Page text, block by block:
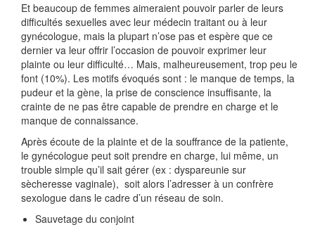
Et beaucoup de femmes aimeraient pouvoir parler de leurs
difficultés sexuelles avec leur médecin traitant ou à leur
gynécologue, mais la plupart n’ose pas et espère que ce
dernier va leur offrir l’occasion de pouvoir exprimer leur
plainte ou leur difficulté… Mais, malheureusement, trop peu le
font (10%). Les motifs évoqués sont : le manque de temps, la
pudeur et la gène, la prise de conscience insuffisante, la
crainte de ne pas être capable de prendre en charge et le
manque de connaissance.
Après écoute de la plainte et de la souffrance de la patiente,
le gynécologue peut soit prendre en charge, lui même, un
trouble simple qu’il sait gérer (ex : dyspareunie sur
sècheresse vaginale), soit alors l’adresser à un confrère
sexologue dans le cadre d’un réseau de soin.
Sauvetage du conjoint